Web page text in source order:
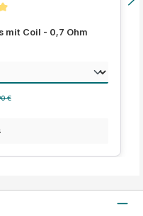
mit Coil - 0,7 Ohm
€